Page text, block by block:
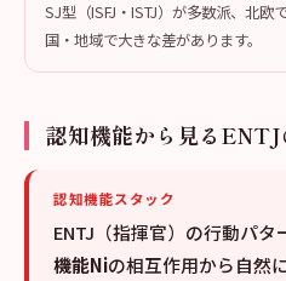
SJ型（ISFJ・ISTJ）が多数派、北欧
国・地域で大きな差があります。
認知機能から見るENTJ
認知機能スタック
ENTJ（指揮官）の行動パタ
機能Niの相互作用から自然